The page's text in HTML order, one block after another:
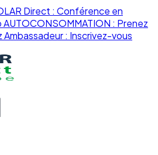
Direct : Conférence en
: Prenez
Ambassadeur : Inscrivez-vous